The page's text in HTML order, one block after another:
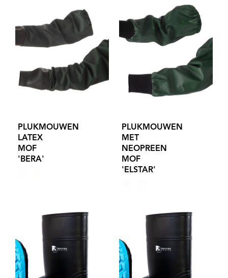
PLUKMOUWEN
LATEX
MOF
'BERA'
PLUKMOUWEN
MET
NEOPREEN
MOF
'ELSTAR'